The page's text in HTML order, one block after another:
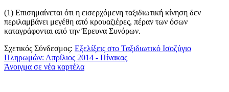
(1) Επισημαίνεται ότι η εισερχόμενη ταξιδιωτική κίνηση δεν
περιλαμβάνει μεγέθη από κρουαζιέρες, πέραν των όσων
καταγράφονται από την Έρευνα Συνόρων.
Σχετικός Σύνδεσμος: Εξελίξεις στο Ταξιδιωτικό Ισοζύγιο
Πληρωμών: Απρίλιος 2014 - Πίνακας
Άνοιγμα σε νέα καρτέλα